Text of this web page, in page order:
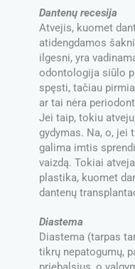
Dantenų recesija
Atvejis, kuomet
atidengdamos
ilgesni, yra
odontologija siūlo
spęsti, tačiau
ar tai nėra
Jei taip, tokiu
gydymas. Na, o, jei
galima imtis
vaizdą. Tokiai
plastika, kuomet
dantenų
Diastema
Diastema (tarpas
tikrų nepatogumų,